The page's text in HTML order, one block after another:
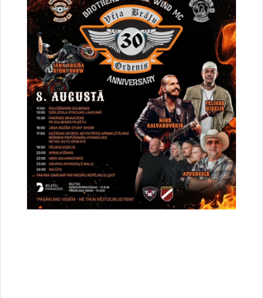
Jurjāne Velta
(02.08.1923. - 19.01.2010)
Knoks Ferdinands
(04.04.1870 - 06.02.1953)
Kokari, Imants un Gido
(Imants 16.08.1921 – 24.11. 2011